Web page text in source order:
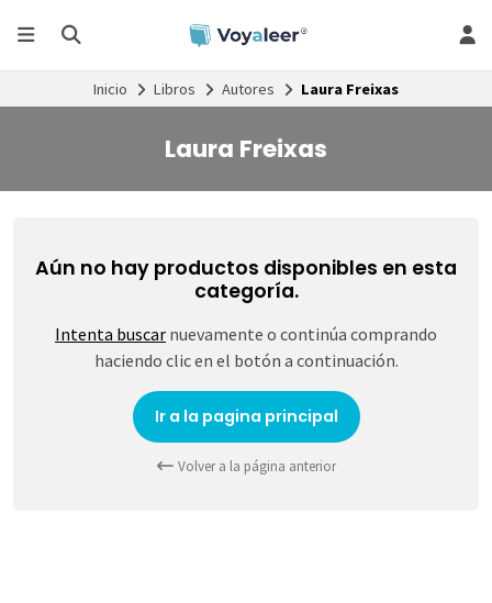
Inicio Libros Autores Laura Freixas
Laura Freixas
Aún no hay productos disponibles en esta
categoría.
Intenta buscar nuevamente o continúa comprando
haciendo clic en el botón a continuación.
Ir a la pagina principal
Volver a la página anterior